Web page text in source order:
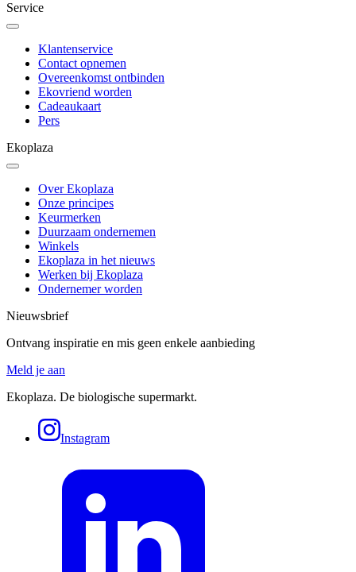
Service
Klantenservice
Contact opnemen
Overeenkomst ontbinden
Ekovriend worden
Cadeaukaart
Pers
Ekoplaza
Over Ekoplaza
Onze principes
Keurmerken
Duurzaam ondernemen
Winkels
Ekoplaza in het nieuws
Werken bij Ekoplaza
Ondernemer worden
Nieuwsbrief
Ontvang inspiratie en mis geen enkele aanbieding
Meld je aan
Ekoplaza. De biologische supermarkt.
Instagram